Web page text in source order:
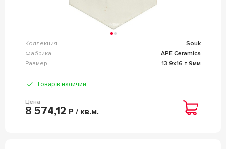
Коллекция
Souk
Фабрика
APE Ceramica
Размер
13.9x16 т.9мм
Товар в наличии
Цена
8 574,12 Р / кв.м.